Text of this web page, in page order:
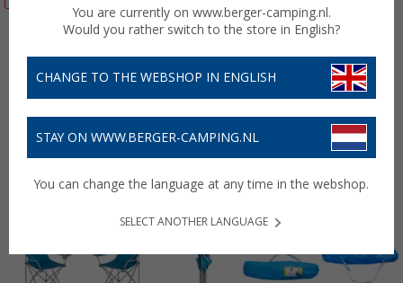
You are currently on www.berger-camping.nl.
Would you rather switch to the store in English?
CHANGE TO THE WEBSHOP IN ENGLISH
STAY ON WWW.BERGER-CAMPING.NL
You can change the language at any time in the webshop.
SELECT ANOTHER LANGUAGE